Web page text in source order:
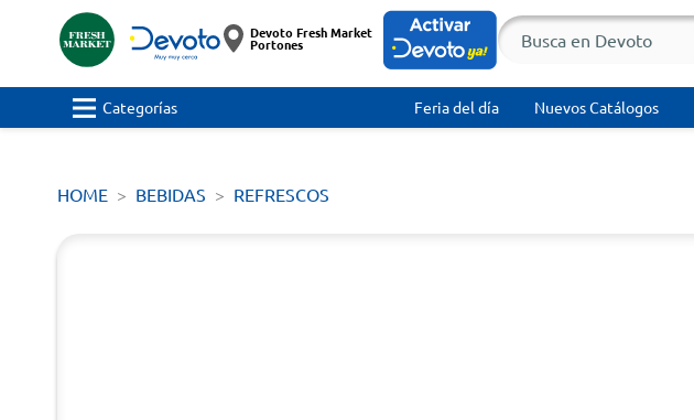
Devoto Fresh Market
Portones
Categorías Feria del día Nuevos Catálogos
HOME BEBIDAS REFRESCOS